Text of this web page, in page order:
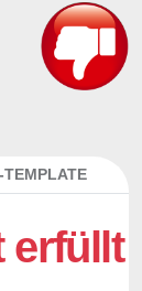
TEMPLATE
erfüllt